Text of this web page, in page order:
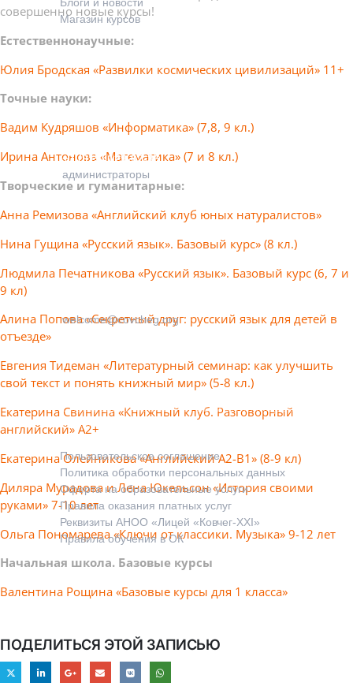
совершенно новые курсы!
Естественнонаучные:
Юлия Бродская «Развилки космических цивилизаций» 11+
Точные науки:
Вадим Кудряшов «Информатика» (7,8, 9 кл.)
Ирина Антонова «Математика» (7 и 8 кл.)
Творческие и гуманитарные:
Анна Ремизова «Английский клуб юных натуралистов»
Нина Гущина «Русский язык». Базовый курс» (8 кл.)
Людмила Печатникова «Русский язык». Базовый курс (6, 7 и
9 кл)
Алина Попова «Секретный друг: русский язык для детей в
отъезде»
Евгения Тидеман «Литературный семинар: как улучшить
свой текст и понять книжный мир» (5-8 кл.)
Екатерина Свинина «Книжный клуб. Разговорный
английский» А2+
Екатерина Олейникова «Английский А2-B1» (8-9 кл)
Диляра Мурадова и Лена Юкельсон «История своими
руками» 7-10 лет
Ольга Пономарева «Ключи от классики. Музыка» 9-12 лет
Начальная школа. Базовые курсы
Валентина Рощина «Базовые курсы для 1 класса»
ПОДЕЛИТЬСЯ ЭТОЙ ЗАПИСЬЮ
Магазин курсов
+7 (915) 129-92-36
администраторы
welcome@covcheg.org
Мы заботимся о безопасности ваших данных
и работаем в соответствии
с законодательством РФ. Вы можете подробно
изучить наши регламенты:
Пользовательское соглашение
Политика обработки персональных данных
Оферта на образовательные услуги
Правила оказания платных услуг
Реквизиты АНОО «Лицей «Ковчег-XXI»
Правила обучения в ОК